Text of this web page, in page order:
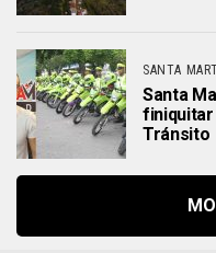
SANTA
Santa
finiquitar
Tránsito